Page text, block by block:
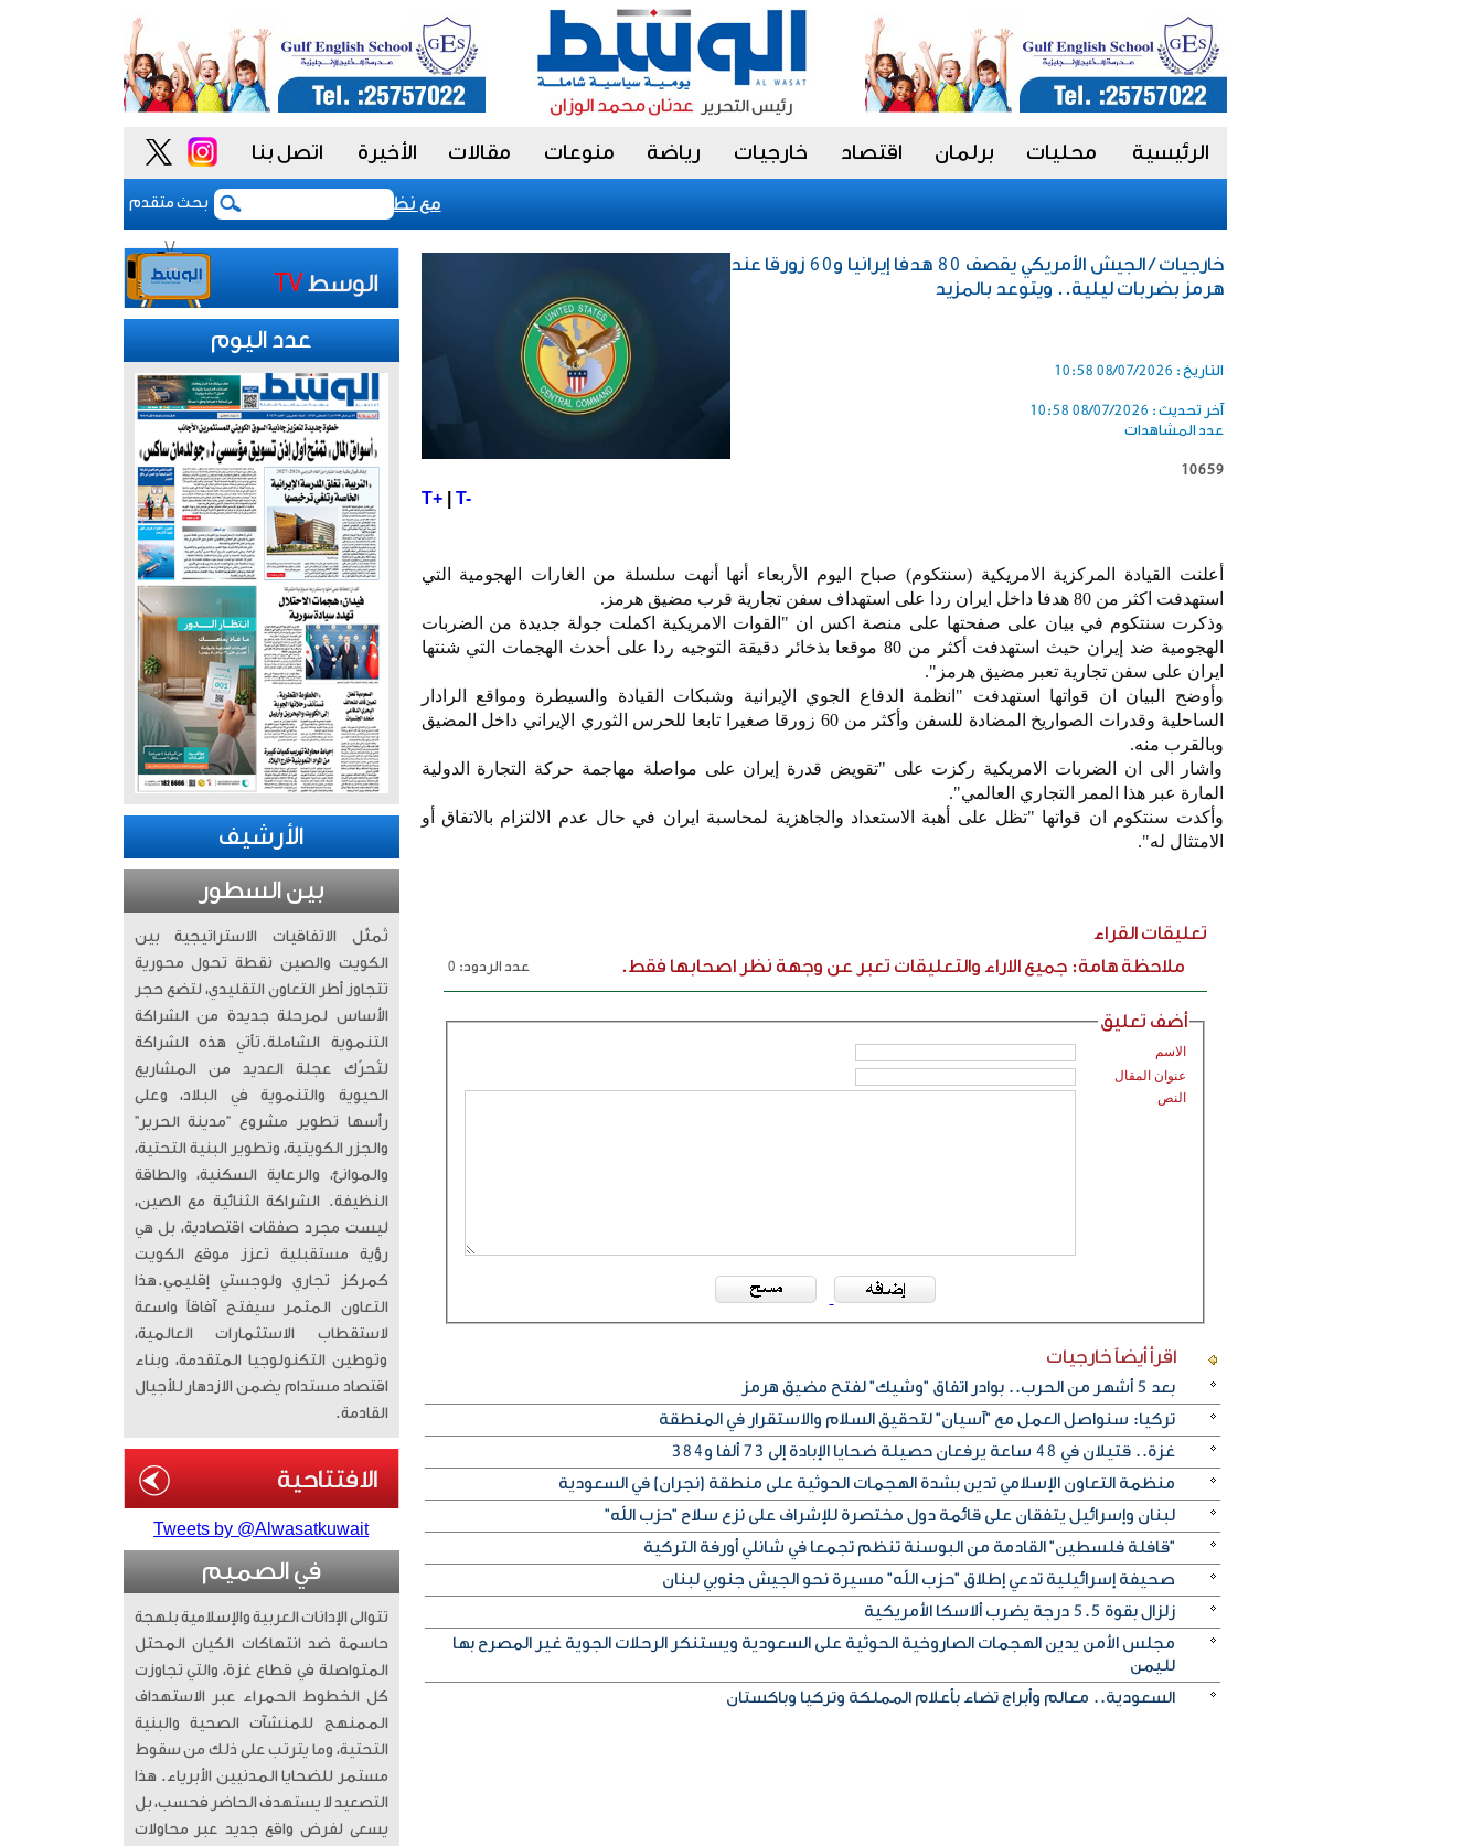
الرئيسية محليات برلمان اقتصاد خارجيات رياضة منوعات مقالات الأخيرة اتصل بنا
بحث متقدم
بعد 5 أشهر من الحرب.. بوادر اتفاق "وشيك" لفتح مضيق هرمز «فيتش» تؤكد التصنيف السيادي للكويت عند «-aa» مع نظرة مستقبلية مستقرة
خارجيات / الجيش الأمريكي يقصف 80 هدفا إيرانيا و60 زورقا عند
هرمز بضربات ليلية.. ويتوعد بالمزيد
التاريخ : 08/07/2026 10:58
آخر تحديث : 08/07/2026 10:58
عدد المشاهدات
10659
T+| T-
أعلنت القيادة المركزية الامريكية (سنتكوم) صباح اليوم الأربعاء أنها أنهت سلسلة من الغارات الهجومية التي
استهدفت اكثر من 80 هدفا داخل ايران ردا على استهداف سفن تجارية قرب مضيق هرمز.
وذكرت سنتكوم في بيان على صفحتها على منصة اكس ان "القوات الامريكية اكملت جولة جديدة من الضربات
الهجومية ضد إيران حيث استهدفت أكثر من 80 موقعا بذخائر دقيقة التوجيه ردا على أحدث الهجمات التي شنتها
ايران على سفن تجارية تعبر مضيق هرمز".
وأوضح البيان ان قواتها استهدفت "انظمة الدفاع الجوي الإيرانية وشبكات القيادة والسيطرة ومواقع الرادار
الساحلية وقدرات الصواريخ المضادة للسفن وأكثر من 60 زورقا صغيرا تابعا للحرس الثوري الإيراني داخل المضيق
وبالقرب منه.
واشار الى ان الضربات الامريكية ركزت على "تقويض قدرة إيران على مواصلة مهاجمة حركة التجارة الدولية
المارة عبر هذا الممر التجاري العالمي".
وأكدت سنتكوم ان قواتها "تظل على أهبة الاستعداد والجاهزية لمحاسبة ايران في حال عدم الالتزام بالاتفاق أو
الامتثال له".
تعليقات القراء
ملاحظة هامة: جميع الاراء والتعليقات تعبر عن وجهة نظر اصحابها فقط.
عدد الردود: 0
أضف تعليق
الاسم
عنوان المقال
النص
اقرأ أيضاًخارجيات
بعد 5 أشهر من الحرب.. بوادر اتفاق "وشيك" لفتح مضيق هرمز
تركيا: سنواصل العمل مع "آسيان" لتحقيق السلام والاستقرار في المنطقة
غزة.. قتيلان في 48 ساعة يرفعان حصيلة ضحايا الإبادة إلى 73 ألفا و384
منظمة التعاون الإسلامي تدين بشدة الهجمات الحوثية على منطقة (نجران) في السعودية
لبنان وإسرائيل يتفقان على قائمة دول مختصرة للإشراف على نزع سلاح "حزب الله"
"قافلة فلسطين" القادمة من البوسنة تنظم تجمعا في شانلي أورفة التركية
صحيفة إسرائيلية تدعي إطلاق "حزب الله" مسيرة نحو الجيش جنوبي لبنان
زلزال بقوة 5.5 درجة يضرب ألاسكا الأمريكية
مجلس الأمن يدين الهجمات الصاروخية الحوثية على السعودية ويستنكر الرحلات الجوية غير المصرح بها
لليمن
السعودية.. معالم وأبراج تضاء بأعلام المملكة وتركيا وباكستان
عدد اليوم
الأرشيف
بين السطور
تُمثّل الاتفاقيات الاستراتيجية بين
الكويت والصين نقطة تحول محورية
تتجاوز أطر التعاون التقليدي، لتضع حجر
الأساس لمرحلة جديدة من الشراكة
التنموية الشاملة. ​تأتي هذه الشراكة
لتُحرّك عجلة العديد من المشاريع
الحيوية والتنموية في البلاد، وعلى
رأسها تطوير مشروع “مدينة الحرير”
والجزر الكويتية، وتطوير البنية التحتية،
والموانئ، والرعاية السكنية، والطاقة
النظيفة. الشراكة الثنائية مع الصين،
ليست مجرد صفقات اقتصادية، بل هي
رؤية مستقبلية تعزز موقع الكويت
كمركز تجاري ولوجستي إقليمي. ​هذا
التعاون المثمر سيفتح آفاقاً واسعة
لاستقطاب الاستثمارات العالمية،
وتوطين التكنولوجيا المتقدمة، وبناء
اقتصاد مستدام يضمن الازدهار للأجيال
القادمة.
Tweets by @Alwasatkuwait
في الصميم
تتوالى الإدانات العربية والإسلامية بلهجة
حاسمة ضد انتهاكات الكيان المحتل
المتواصلة في قطاع غزة، والتي تجاوزت
كل الخطوط الحمراء عبر الاستهداف
الممنهج للمنشآت الصحية والبنية
التحتية، وما يترتب على ذلك من سقوط
مستمر للضحايا المدنيين الأبرياء. ​ هذا
التصعيد لا يستهدف الحاضر فحسب، بل
يسعى لفرض واقع جديد عبر محاولات